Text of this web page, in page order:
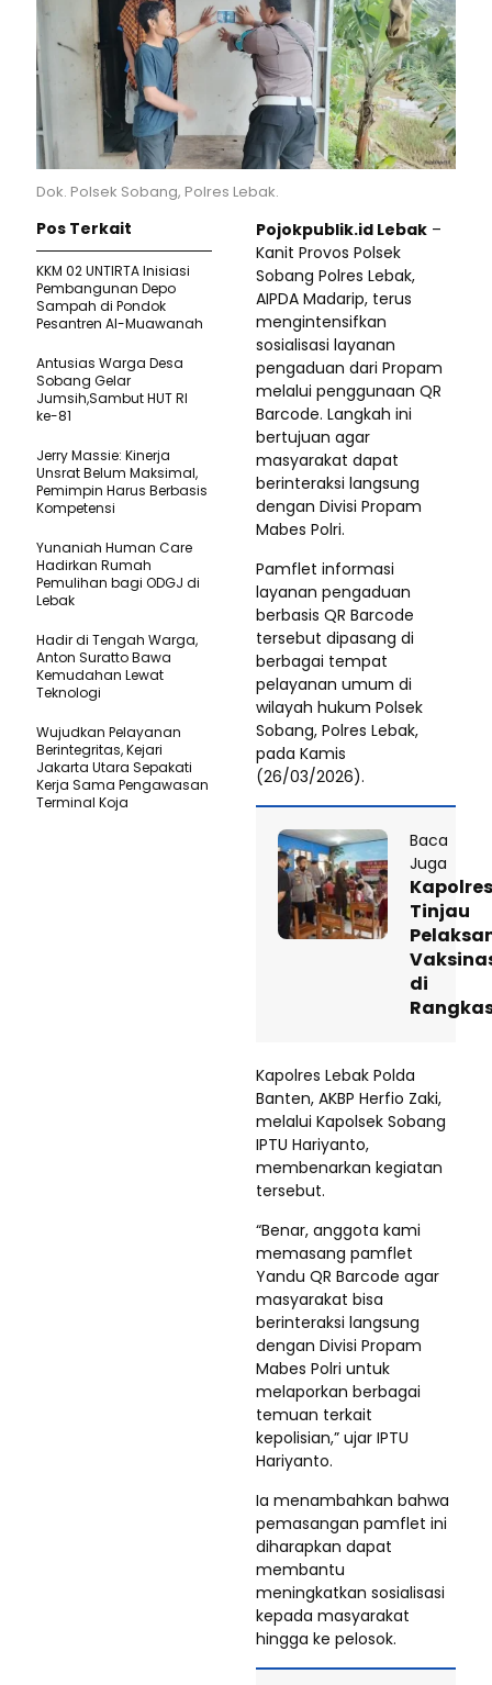
Dok. Polsek Sobang, Polres Lebak.
Pojokpublik.id Lebak –
Kanit Provos Polsek
Sobang Polres Lebak,
AIPDA Madarip, terus
mengintensifkan
sosialisasi layanan
pengaduan dari Propam
melalui penggunaan QR
Barcode. Langkah ini
bertujuan agar
masyarakat dapat
berinteraksi langsung
dengan Divisi Propam
Mabes Polri.
Pamflet informasi
layanan pengaduan
berbasis QR Barcode
tersebut dipasang di
berbagai tempat
pelayanan umum di
wilayah hukum Polsek
Sobang, Polres Lebak,
pada Kamis
(26/03/2026).
Baca
Juga
Kapolres
Tinjau
di
Kapolres Lebak Polda
Banten, AKBP Herfio Zaki,
melalui Kapolsek Sobang
IPTU Hariyanto,
membenarkan kegiatan
tersebut.
“Benar, anggota kami
memasang pamflet
Yandu QR Barcode agar
masyarakat bisa
berinteraksi langsung
dengan Divisi Propam
Mabes Polri untuk
melaporkan berbagai
temuan terkait
kepolisian,” ujar IPTU
Hariyanto.
Ia menambahkan bahwa
pemasangan pamflet ini
diharapkan dapat
membantu
meningkatkan sosialisasi
kepada masyarakat
hingga ke pelosok.
Pos Terkait
KKM 02 UNTIRTA Inisiasi
Pembangunan Depo
Sampah di Pondok
Pesantren Al-Muawanah
Antusias Warga Desa
Sobang Gelar
Jumsih,Sambut HUT RI
ke-81
Jerry Massie: Kinerja
Unsrat Belum Maksimal,
Pemimpin Harus Berbasis
Kompetensi
Yunaniah Human Care
Hadirkan Rumah
Pemulihan bagi ODGJ di
Lebak
Hadir di Tengah Warga,
Anton Suratto Bawa
Kemudahan Lewat
Teknologi ​
Wujudkan Pelayanan
Berintegritas, Kejari
Jakarta Utara Sepakati
Kerja Sama Pengawasan
Terminal Koja